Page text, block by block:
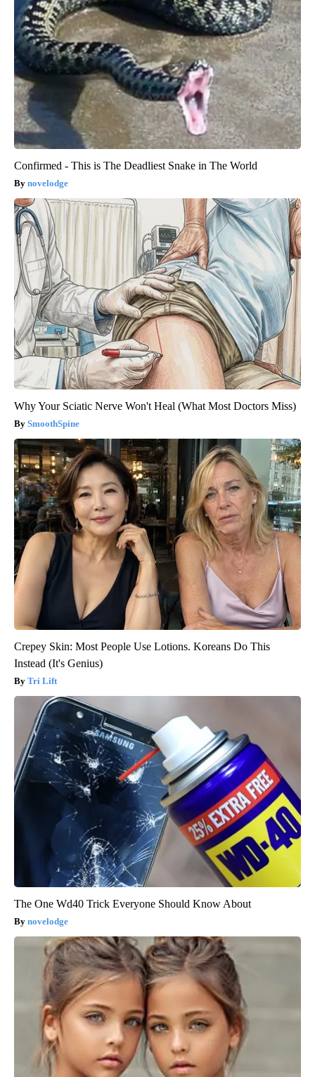
Confirmed - This is The Deadliest Snake in The World
novelodge
Why Your Sciatic Nerve Won't Heal (What Most Doctors Miss)
SmoothSpine
Crepey Skin: Most People Use Lotions. Koreans Do This
Instead (It's Genius)
Tri Lift
The One Wd40 Trick Everyone Should Know About
novelodge